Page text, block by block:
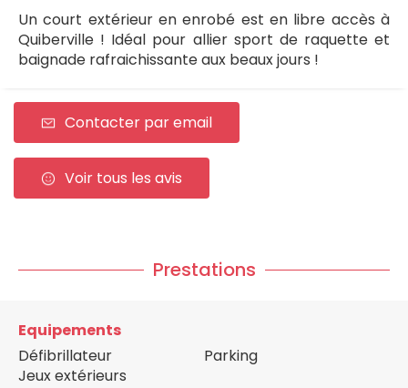
Un court extérieur en enrobé est en libre accès à
Quiberville ! Idéal pour allier sport de raquette et
baignade rafraichissante aux beaux jours !
Contacter par email
Voir tous les avis
Prestations
Equipements
Défibrillateur
Jeux extérieurs
Parking